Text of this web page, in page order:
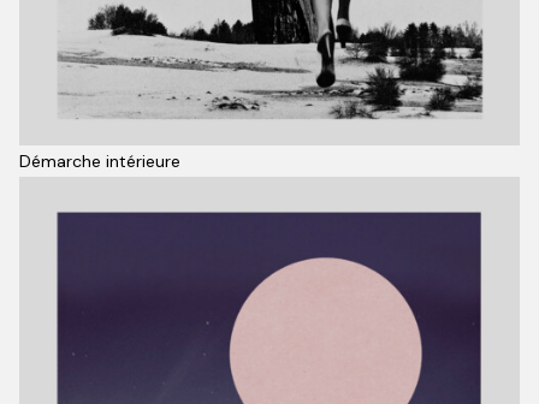
Démarche intérieure